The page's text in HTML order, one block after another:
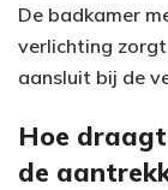
De badkamer
verlichting
aansluit bij de
Hoe
de